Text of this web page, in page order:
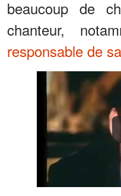
beaucoup de
chanteur,
responsable de